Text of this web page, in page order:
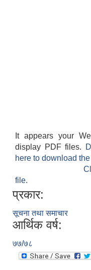
It appears your
display PDF files.
here to download
file.
प्रकार:
सूचना तथा समाचार
आर्थिक वर्ष:
७७/७८